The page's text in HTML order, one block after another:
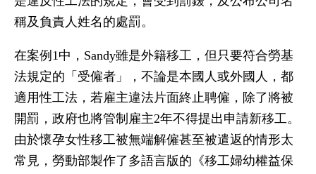
稱及負責人姓名的處罰。
在案例1中，Sandy雖是外籍移工，但只要符合勞基
法規定的「受僱者」，不論是本國人或外國人，都
適用性工法，若雇主違法片面終止聘僱，除了將被
開罰，政府也將管制雇主2年不得提出申請新移工。
由於懷孕女性移工被無端解僱甚至被遣返的情形太
常見，勞動部製作了多語言版的《移工婦幼權益保